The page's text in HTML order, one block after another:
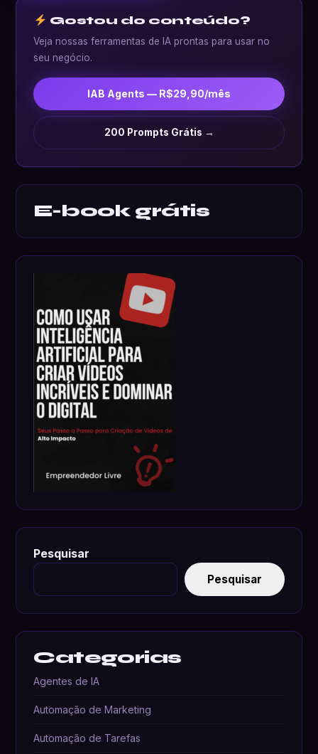
Gostou do conteúdo?
Veja nossas ferramentas de IA prontas para usar no
seu negócio.
IAB Agents — R$29,90/mês
200 Prompts Grátis →
E-book grátis
Pesquisar
Pesquisar
Categorias
Agentes de IA
Automação de Marketing
Automação de Tarefas